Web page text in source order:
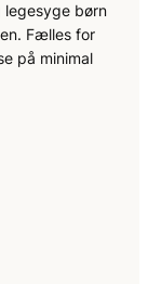
legesyge børn
Fælles for
på minimal